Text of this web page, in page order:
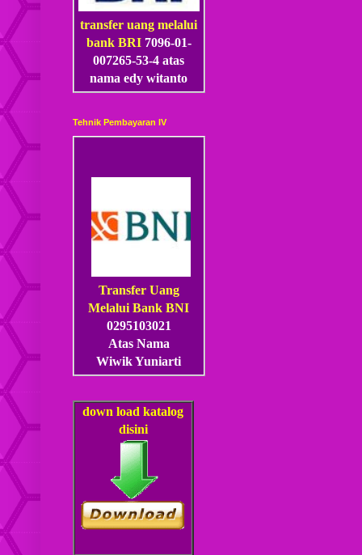
transfer uang melalui
bank BRI 7096-01-
007265-53-4 atas
nama edy witanto
Tehnik Pembayaran IV
Transfer Uang
Melalui Bank BNI
0295103021
Atas Nama
Wiwik Yuniarti
down load katalog
disini